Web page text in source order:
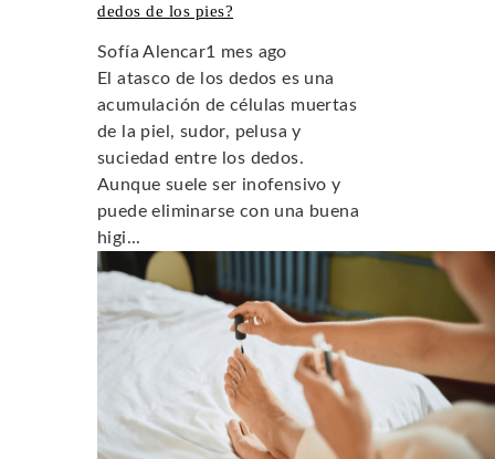
dedos de los pies?
Sofía Alencar1 mes ago
El atasco de los dedos es una
acumulación de células muertas
de la piel, sudor, pelusa y
suciedad entre los dedos.
Aunque suele ser inofensivo y
puede eliminarse con una buena
higi...